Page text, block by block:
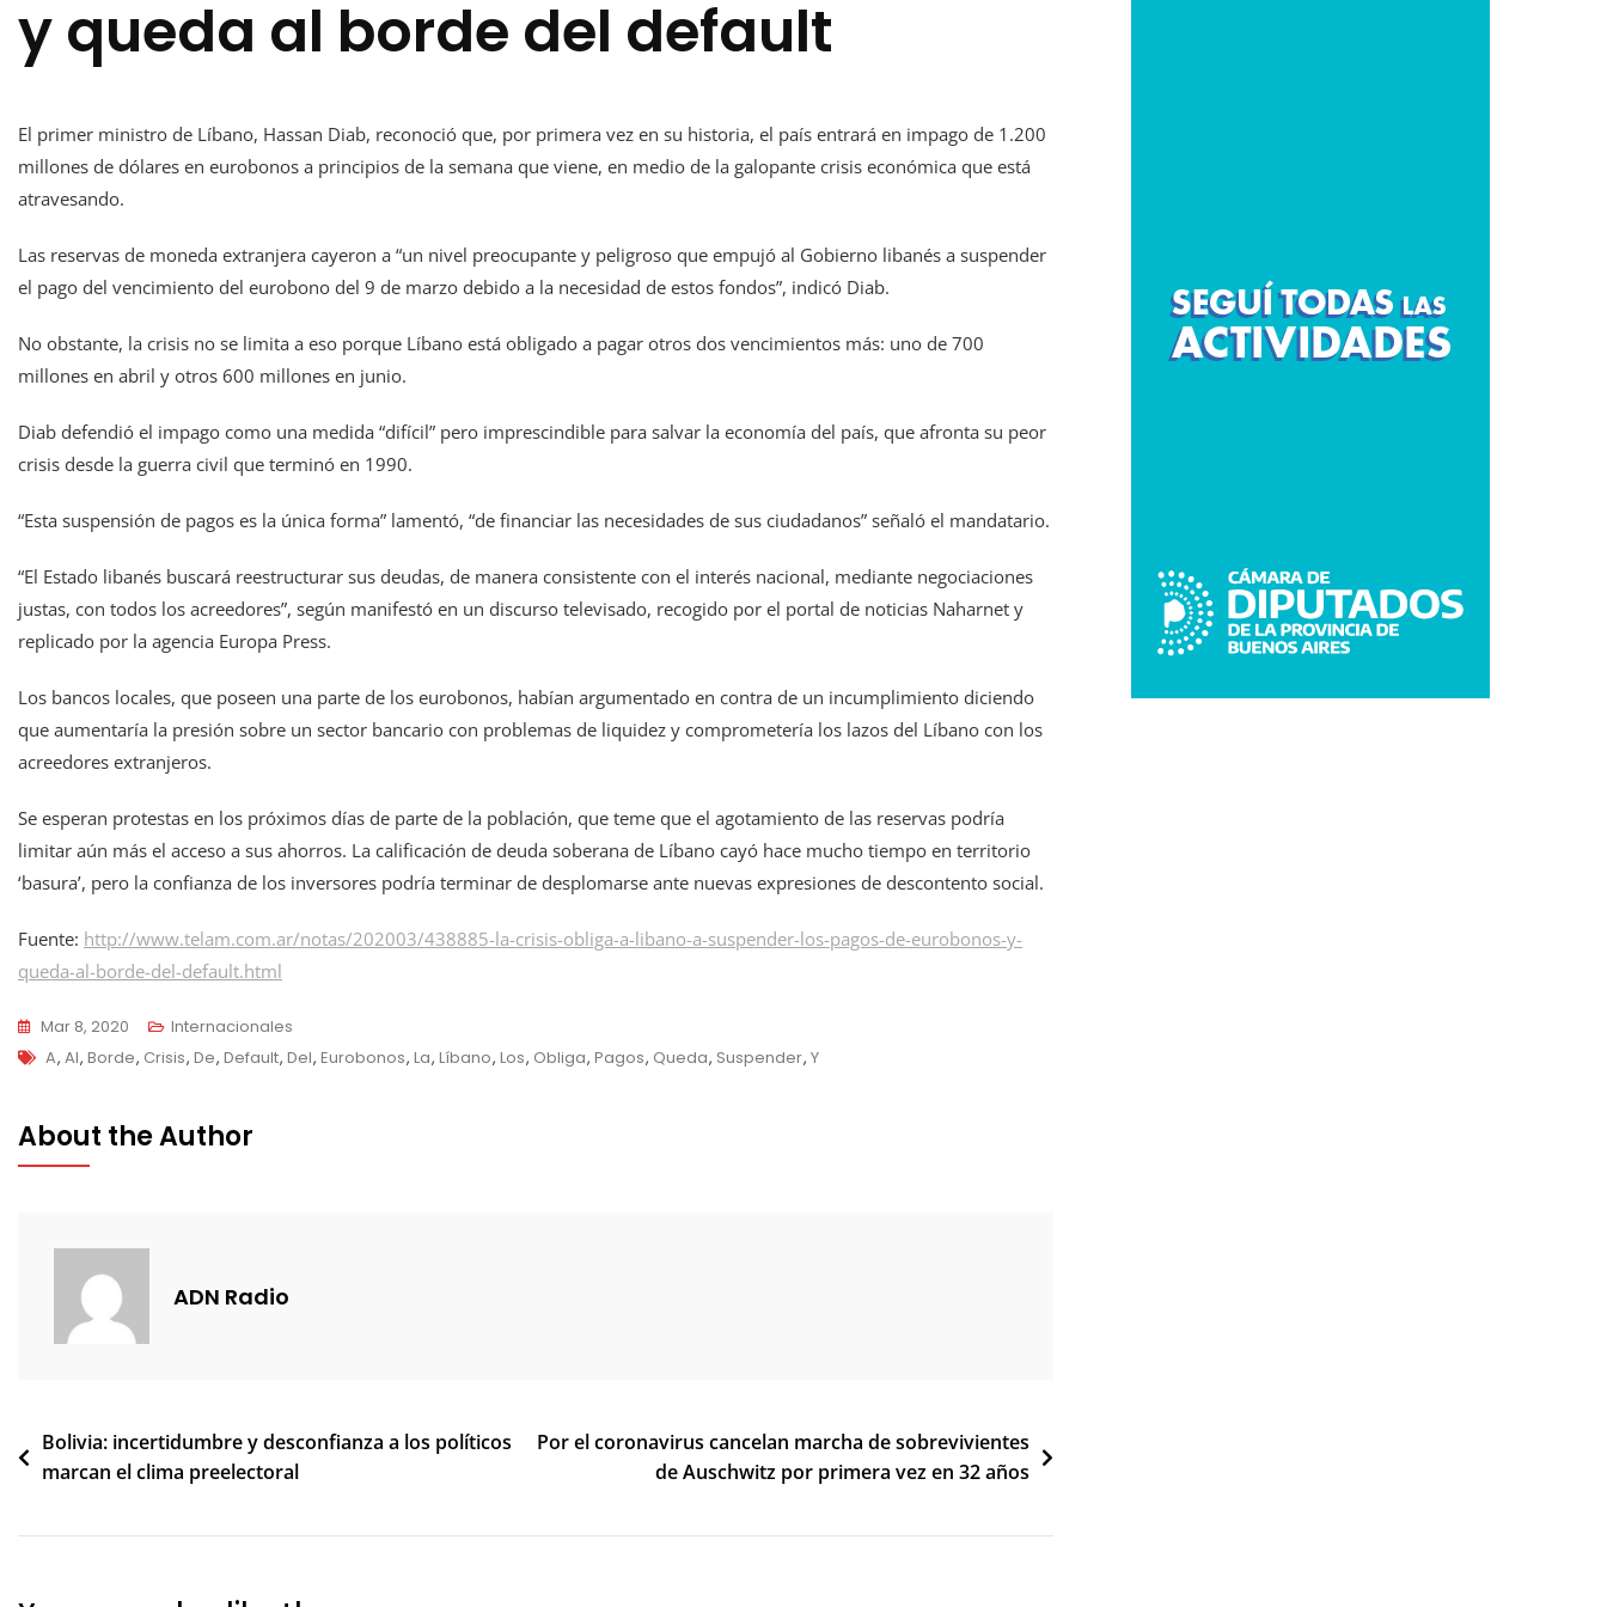
y queda al borde del default
El primer ministro de Líbano, Hassan Diab, reconoció que, por primera vez en su historia, el país entrará en impago de 1.200
millones de dólares en eurobonos a principios de la semana que viene, en medio de la galopante crisis económica que está
atravesando.
Las reservas de moneda extranjera cayeron a “un nivel preocupante y peligroso que empujó al Gobierno libanés a suspender
el pago del vencimiento del eurobono del 9 de marzo debido a la necesidad de estos fondos”, indicó Diab.
No obstante, la crisis no se limita a eso porque Líbano está obligado a pagar otros dos vencimientos más: uno de 700
millones en abril y otros 600 millones en junio.
Diab defendió el impago como una medida “difícil” pero imprescindible para salvar la economía del país, que afronta su peor
crisis desde la guerra civil que terminó en 1990.
“Esta suspensión de pagos es la única forma” lamentó, “de financiar las necesidades de sus ciudadanos” señaló el mandatario.
“El Estado libanés buscará reestructurar sus deudas, de manera consistente con el interés nacional, mediante negociaciones
justas, con todos los acreedores”, según manifestó en un discurso televisado, recogido por el portal de noticias Naharnet y
replicado por la agencia Europa Press.
Los bancos locales, que poseen una parte de los eurobonos, habían argumentado en contra de un incumplimiento diciendo
que aumentaría la presión sobre un sector bancario con problemas de liquidez y comprometería los lazos del Líbano con los
acreedores extranjeros.
Se esperan protestas en los próximos días de parte de la población, que teme que el agotamiento de las reservas podría
limitar aún más el acceso a sus ahorros. La calificación de deuda soberana de Líbano cayó hace mucho tiempo en territorio
‘basura’, pero la confianza de los inversores podría terminar de desplomarse ante nuevas expresiones de descontento social.
Fuente: http://www.telam.com.ar/notas/202003/438885-la-crisis-obliga-a-libano-a-suspender-los-pagos-de-eurobonos-y-
queda-al-borde-del-default.html
Mar 8, 2020
Internacionales
Tags
A, Al, Borde, Crisis, De, Default, Del, Eurobonos, La, Líbano, Los, Obliga, Pagos, Queda, Suspender, Y
About the Author
ADN Radio
Navegación
de
entradas
Bolivia: incertidumbre y desconfianza a los políticos
marcan el clima preelectoral
Por el coronavirus cancelan marcha de sobrevivientes
de Auschwitz por primera vez en 32 años